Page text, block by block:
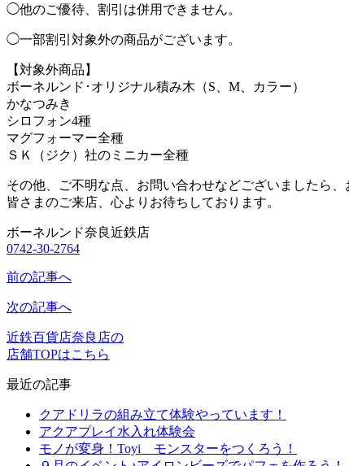
◯他のご優待、割引は併用できません。
◯一部割引対象外の商品がございます。
【対象外商品】
ボーネルンド･オリジナル積み木（S、M、カラー）
かなつみき
シロフォン4種
マグフォーマー全種
ＳＫ（ジク）社のミニカー全種
その他、ご不明な点、お問い合わせなどございましたら
皆さまのご来店、心よりお待ちしております。
ボーネルンド奈良近鉄店
0742-30-2764
前の記事へ
次の記事へ
近鉄百貨店奈良店の
店舗TOPはこちら
最近の記事
クアドリラの組み立て体験やっています！
アクアプレイ水入れ体験会
モノが変身！Toyi モンスターをつくろう！